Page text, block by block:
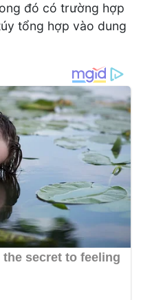
đó có trường hợp
tổng hợp vào dung